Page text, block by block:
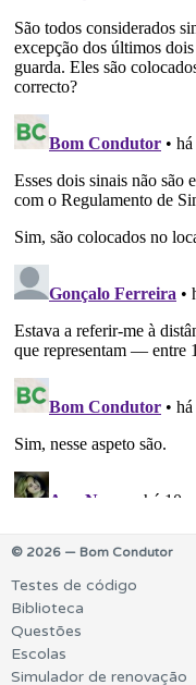
© 2026 — Bom Condutor
Testes de código
Biblioteca
Questões
Escolas
Simulador de renovação